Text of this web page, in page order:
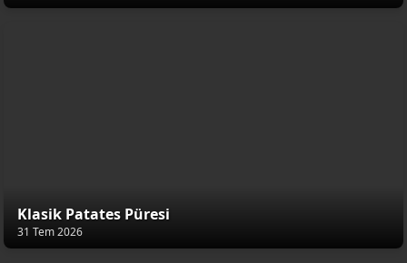
Klasik Patates Püresi
31 Tem 2026